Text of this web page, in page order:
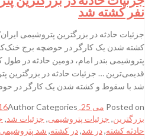
نفر کشته شد
کشته شدن یک کارگر در حوضچه‌ برج
پتروشیمی بندر امام، دومین حادثه در طول
شد با سقوط و کشته شدن یک کارگر در
Posted on می 25, 2016 AuthorCategories
بزرگترین, جزئیات پتروشیمی, جزئیات شد,
حادثه کشته,در شد,در کشته, شد پتروشیمی